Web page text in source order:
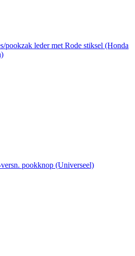
pookzak leder met Rode stiksel (Honda
pookknop (Universeel)